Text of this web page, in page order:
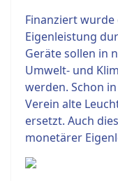
Finanziert
Eigenleistung
Geräte sollen in
Umwelt- und
werden. Schon
Verein alte
ersetzt. Auch
monetärer